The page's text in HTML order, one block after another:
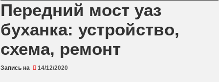
Передний мост уаз
буханка: устройство,
схема, ремонт
Запись на 14/12/2020